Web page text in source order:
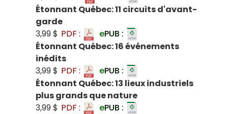
Étonnant Québec: 11 circuits d'avant-
garde
3,99 $ PDF : ePUB :
Étonnant Québec: 16 événements
inédits
3,99 $ PDF : ePUB :
Étonnant Québec: 13 lieux industriels
plus grands que nature
3,99 $ PDF : ePUB :